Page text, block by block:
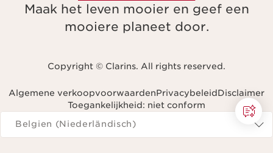
Maak het leven mooier en geef een
mooiere planeet door.
Copyright © Clarins. All rights reserved.
Algemene verkoopvoorwaardenPrivacybeleidDisclaimer
Toegankelijkheid: niet conform
Navigeren naar
Belgien (Niederländisch)